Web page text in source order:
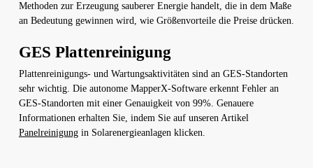
Methoden zur Erzeugung sauberer Energie handelt, die in dem Maße
an Bedeutung gewinnen wird, wie Größenvorteile die Preise drücken.
GES Plattenreinigung
Plattenreinigungs- und Wartungsaktivitäten sind an GES-Standorten
sehr wichtig. Die autonome MapperX-Software erkennt Fehler an
GES-Standorten mit einer Genauigkeit von 99%. Genauere
Informationen erhalten Sie, indem Sie auf unseren Artikel
Panelreinigungin Solarenergieanlagen klicken.